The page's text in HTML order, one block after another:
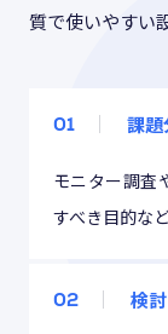
質で使いやすい
01 課題
モニター調査
すべき目的な
02 検討